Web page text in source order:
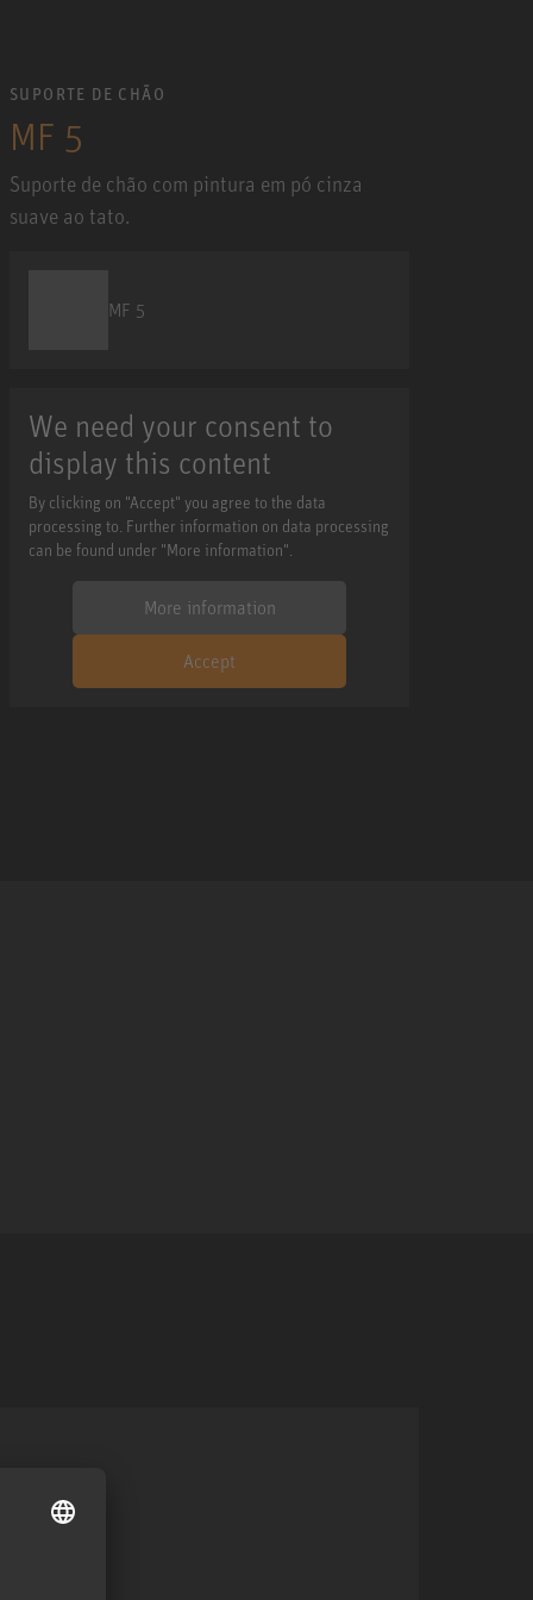
SUPORTE DE CHÃO
MF 5
Suporte de chão com pintura em pó cinza
suave ao tato.
MF 5
We need your consent to
display this content
By clicking on "Accept" you agree to the data
processing to. Further information on data processing
can be found under "More information".
More information
Accept